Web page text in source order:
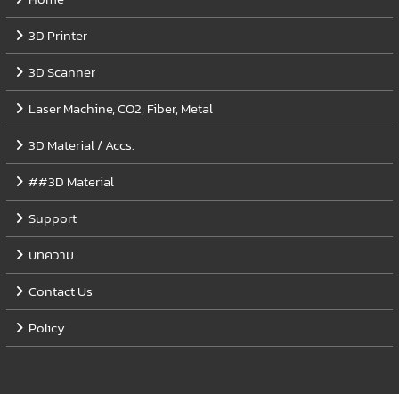
3D Printer
3D Scanner
Laser Machine, CO2, Fiber, Metal
3D Material / Accs.
##3D Material
Support
บทความ
Contact Us
Policy